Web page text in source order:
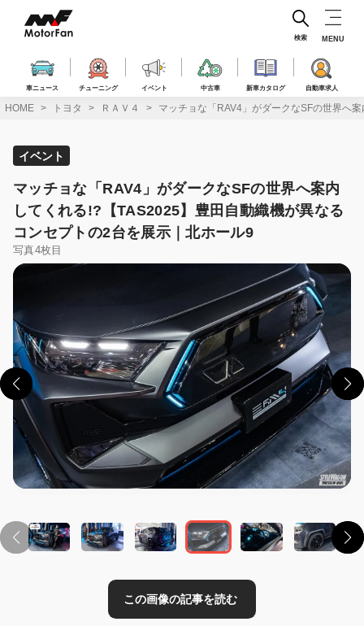
ス
車ニュース チューニング イベント 中古車 新車カタログ 自動車求人
検索 MENU
HOME トヨタ ＲＡＶ４ マッチョな「RAV4」がダークなSFの世界へ
イベント
マッチョな「RAV4」がダークなSFの世界へ案内
してくれる!?【TAS2025】豊田自動織機が異なる
コンセプトの2台を展示｜北ホール9
写真4枚目